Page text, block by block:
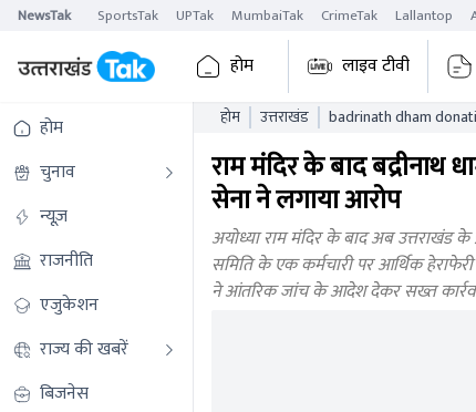
NewsTak SportsTak UPTak MumbaiTak CrimeTak Lallantop
होम लाइव टीवी
होम
चुनाव
न्यूज़
राजनीति
एजुकेशन
राज्य की खबरें
बिजनेस
होम उत्तराखंड badrinath dham
राम मंदिर के बाद
सेना ने लगाया आरोप
अयोध्या राम मंदिर के बाद अब उत्तराखंड
समिति के एक कर्मचारी पर आर्थिक
ने आंतरिक जांच के आदेश देकर सख्त